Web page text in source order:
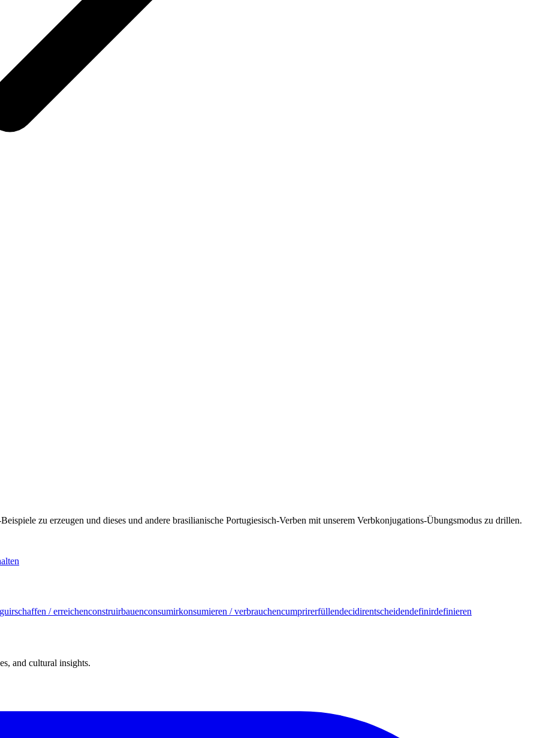
zu erzeugen und dieses und andere brasilianische Portugiesisch-Verben mit unserem Verbkonjugations-Übungsmodus zu drillen.
schaffen / erreichenconstruirbauenconsumirkonsumieren / verbrauchencumprirerfüllendecidirentscheidendefinirdefinieren
and cultural insights.